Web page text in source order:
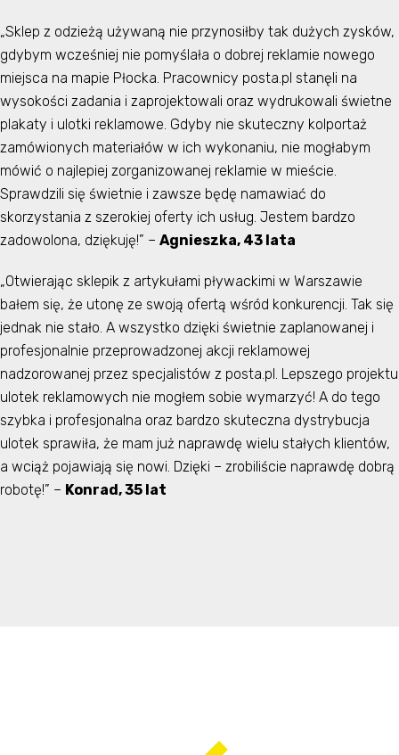
„Sklep z odzieżą używaną nie przynosiłby tak dużych zysków,
gdybym wcześniej nie pomyślała o dobrej reklamie nowego
miejsca na mapie Płocka. Pracownicy posta.pl stanęli na
wysokości zadania i zaprojektowali oraz wydrukowali świetne
plakaty i ulotki reklamowe. Gdyby nie skuteczny kolportaż
zamówionych materiałów w ich wykonaniu, nie mogłabym
mówić o najlepiej zorganizowanej reklamie w mieście.
Sprawdzili się świetnie i zawsze będę namawiać do
skorzystania z szerokiej oferty ich usług. Jestem bardzo
zadowolona, dziękuję!” – Agnieszka, 43 lata
„Otwierając sklepik z artykułami pływackimi w Warszawie
bałem się, że utonę ze swoją ofertą wśród konkurencji. Tak się
jednak nie stało. A wszystko dzięki świetnie zaplanowanej i
profesjonalnie przeprowadzonej akcji reklamowej
nadzorowanej przez specjalistów z posta.pl. Lepszego projektu
ulotek reklamowych nie mogłem sobie wymarzyć! A do tego
szybka i profesjonalna oraz bardzo skuteczna dystrybucja
ulotek sprawiła, że mam już naprawdę wielu stałych klientów,
a wciąż pojawiają się nowi. Dzięki – zrobiliście naprawdę dobrą
robotę!” – Konrad, 35 lat